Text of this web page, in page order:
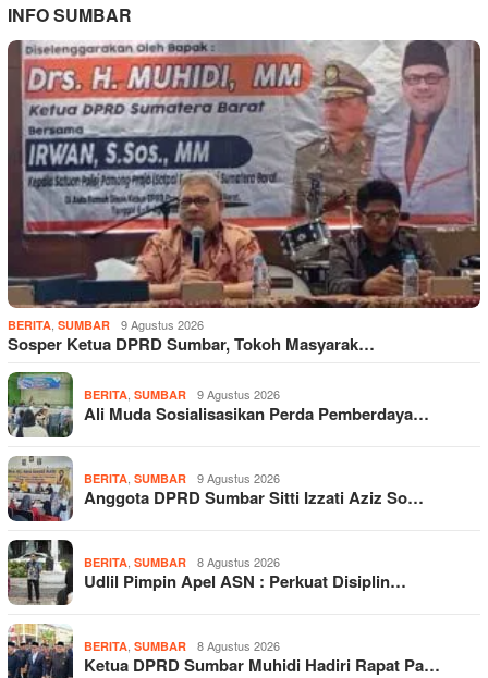
INFO SUMBAR
BERITA SUMBAR 9 Agustus 2026
Sosper Ketua DPRD Sumbar, Tokoh Masyarak…
BERITA SUMBAR 9 Agustus 2026
Ali Muda Sosialisasikan Perda Pemberdaya…
BERITA SUMBAR 9 Agustus 2026
Anggota DPRD Sumbar Sitti Izzati Aziz So…
BERITA SUMBAR 8 Agustus 2026
Udlil Pimpin Apel ASN : Perkuat Disiplin…
BERITA SUMBAR 8 Agustus 2026
Ketua DPRD Sumbar Muhidi Hadiri Rapat Pa…